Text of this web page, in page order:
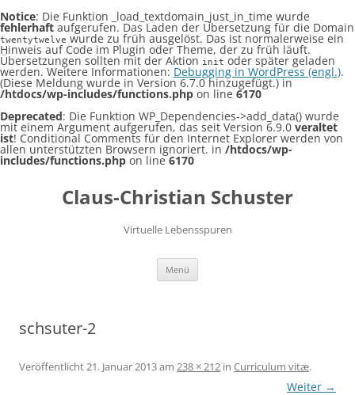
Notice: Die Funktion _load_textdomain_just_in_time wurde
fehlerhaft aufgerufen. Das Laden der Übersetzung für die Domain
twentytwelve wurde zu früh ausgelöst. Das ist normalerweise ein
Hinweis auf Code im Plugin oder Theme, der zu früh läuft.
Übersetzungen sollten mit der Aktion init oder später geladen
werden. Weitere Informationen: Debugging in WordPress (engl.).
(Diese Meldung wurde in Version 6.7.0 hinzugefügt.) in
/htdocs/wp-includes/functions.php on line 6170
Deprecated: Die Funktion WP_Dependencies->add_data() wurde
mit einem Argument aufgerufen, das seit Version 6.9.0 veraltet
ist! Conditional Comments für den Internet Explorer werden von
allen unterstützten Browsern ignoriert. in /htdocs/wp-
includes/functions.php on line6170
Claus-Christian Schuster
Virtuelle Lebensspuren
Menü
schsuter-2
Veröffentlicht21. Januar 2013am 238 × 212 in Curriculum vitæ.
Weiter →